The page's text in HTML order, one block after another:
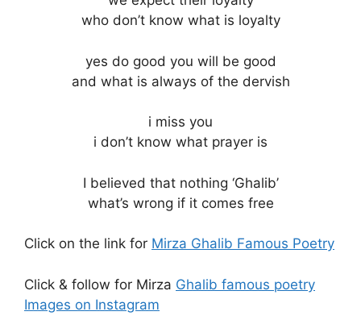
who don’t know what is loyalty
yes do good you will be good
and what is always of the dervish
i miss you
i don’t know what prayer is
I believed that nothing ‘Ghalib’
what’s wrong if it comes free
Click on the link for Mirza Ghalib Famous Poetry
Click & follow for Mirza Ghalib famous poetry
Images on Instagram